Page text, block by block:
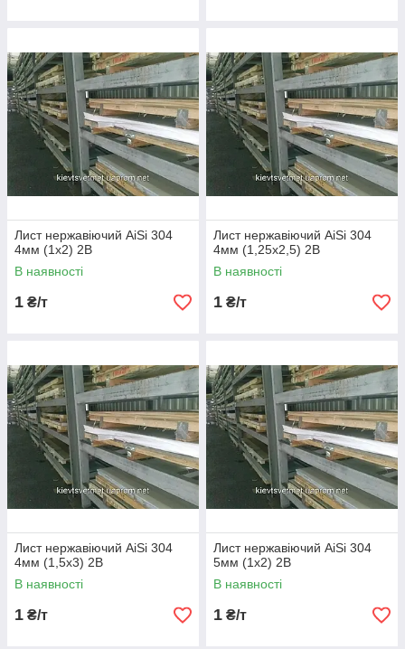
Лист нержавіючий AiSi 304
4мм (1х2) 2В
В наявності
1 ₴/т
Лист нержавіючий AiSi 304
4мм (1,25х2,5) 2В
В наявності
1 ₴/т
Лист нержавіючий AiSi 304
4мм (1,5х3) 2В
В наявності
1 ₴/т
Лист нержавіючий AiSi 304
5мм (1х2) 2В
В наявності
1 ₴/т